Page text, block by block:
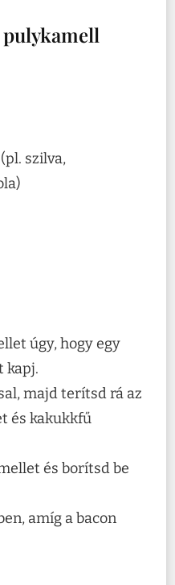
szilva,
úgy, hogy egy
kapj.
majd terítsd rá az
és kakukkfű
és borítsd be
amíg a bacon